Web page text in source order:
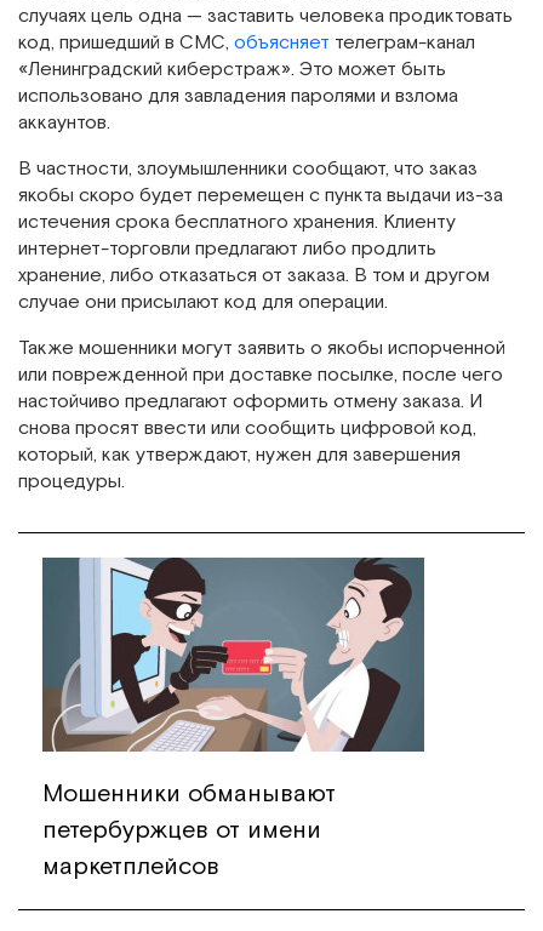
случаях цель одна — заставить человека продиктовать
код, пришедший в СМС, объясняет телеграм-канал
«Ленинградский киберстраж». Это может быть
использовано для завладения паролями и взлома
аккаунтов.
В частности, злоумышленники сообщают, что заказ
якобы скоро будет перемещен с пункта выдачи из-за
истечения срока бесплатного хранения. Клиенту
интернет-торговли предлагают либо продлить
хранение, либо отказаться от заказа. В том и другом
случае они присылают код для операции.
Также мошенники могут заявить о якобы испорченной
или поврежденной при доставке посылке, после чего
настойчиво предлагают оформить отмену заказа. И
снова просят ввести или сообщить цифровой код,
который, как утверждают, нужен для завершения
процедуры.
Мошенники обманывают
петербуржцев от имени
маркетплейсов